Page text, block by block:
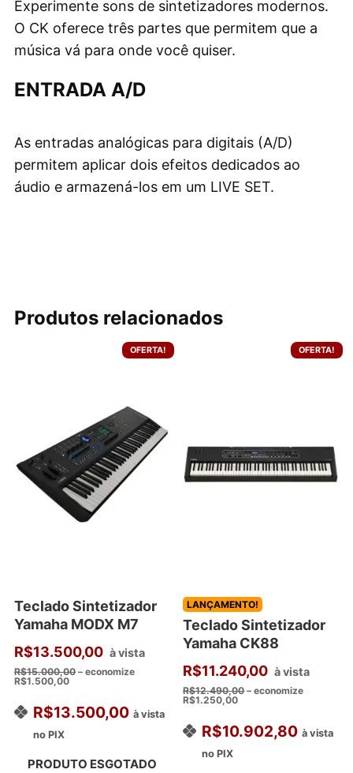
Experimente sons de sintetizadores modernos.
O CK oferece três partes que permitem que a
música vá para onde você quiser.
ENTRADA A/D
As entradas analógicas para digitais (A/D)
permitem aplicar dois efeitos dedicados ao
áudio e armazená-los em um LIVE SET.
Produtos relacionados
OFERTA!
Teclado Sintetizador
Yamaha MODX M7
R$13.500,00 à vista
R$15.000,00 – economize
R$1.500,00
R$13.500,00 à vista
no PIX
PRODUTO ESGOTADO
OFERTA!
LANÇAMENTO!
Teclado Sintetizador
Yamaha CK88
R$11.240,00 à vista
R$12.490,00– economize
R$1.250,00
R$10.902,80 à vista
no PIX